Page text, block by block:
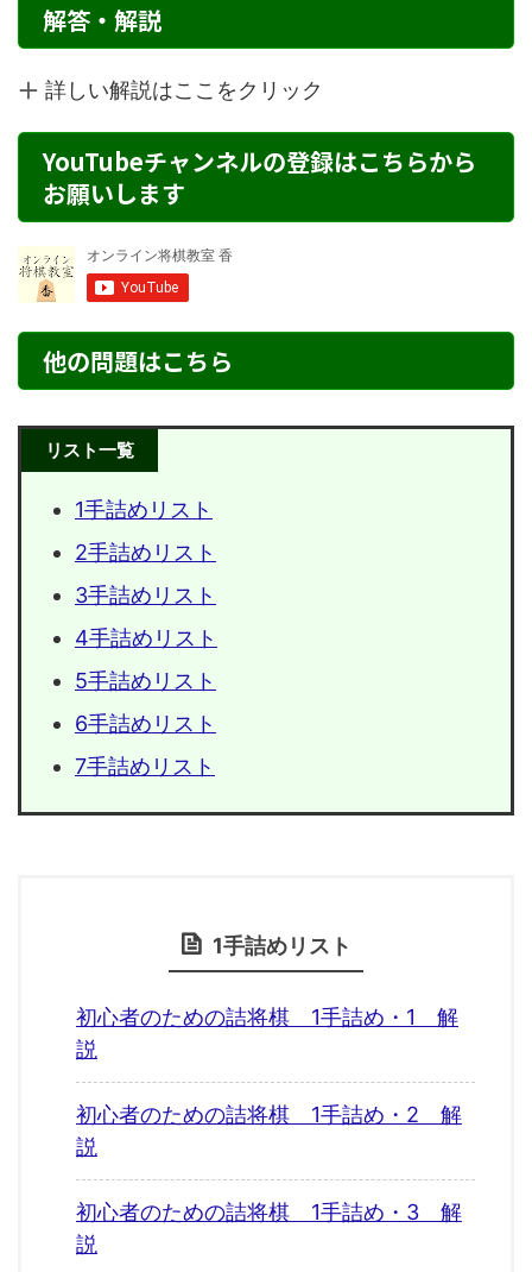
解答・解説
詳しい解説はここをクリック
YouTubeチャンネルの登録はこちらから
お願いします
他の問題はこちら
リスト一覧
1手詰めリスト
2手詰めリスト
3手詰めリスト
4手詰めリスト
5手詰めリスト
6手詰めリスト
7手詰めリスト
1手詰めリスト
初心者のための詰将棋 1手詰め・1 解
説
初心者のための詰将棋 1手詰め・2 解
説
初心者のための詰将棋 1手詰め・3 解
説